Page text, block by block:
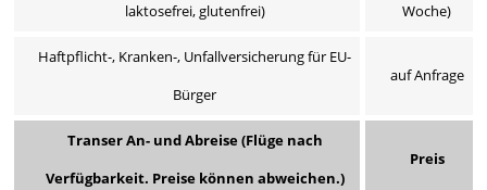
laktosefrei, glutenfrei)
Woche)
Haftpflicht-, Kranken-, Unfallversicherung für EU-
Bürger
auf Anfrage
Transer An- und Abreise (Flüge nach
Verfügbarkeit. Preise können abweichen.)
Preis